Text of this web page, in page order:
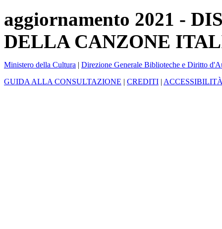
aggiornamento 2021 -
DELLA CANZONE
Ministero della Cultura | Direzione Generale Biblioteche e Diritto
GUIDA ALLA CONSULTAZIONE | CREDITI |